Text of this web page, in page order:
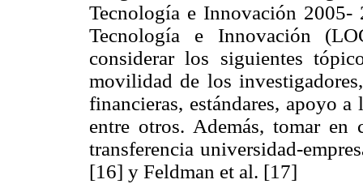
Tecnología e Innovación
Tecnología e Innovación
considerar los siguientes
movilidad de los
financieras, estándares, apoyo
entre otros. Además, tomar
transferencia universidad-
[16] y Feldman et al. [17]